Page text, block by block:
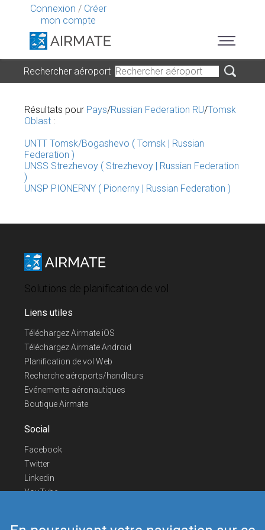
Connexion / Créer
mon compte
Rechercher aéroport
Résultats pour Pays/Russian Federation RU/Tomsk
Oblast :
UNTT Tomsk/Bogashevo ( Tomsk | Russian
Federation )
UNSS Strezhevoy ( Strezhevoy | Russian Federation
)
UNSP PIONERNY ( Pionerny | Russian Federation )
Solutions de planification de vol
Liens utiles
Téléchargez Airmate iOS
Téléchargez Airmate Android
Planification de vol Web
Recherche aéroports/handleurs
Evénements aéronautiques
Boutique Airmate
Social
Facebook
Twitter
Linkedin
YouTube